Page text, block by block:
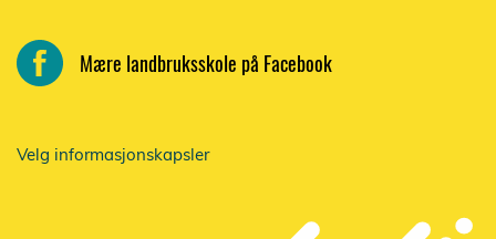
Mære landbruksskole på Facebook
Velg informasjonskapsler